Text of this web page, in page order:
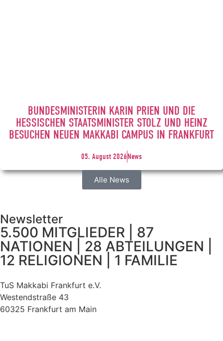
BUNDESMINISTERIN KARIN PRIEN UND DIE
HESSISCHEN STAATSMINISTER STOLZ UND HEINZ
BESUCHEN NEUEN MAKKABI CAMPUS IN FRANKFURT
05. August 2026News
Alle News
Newsletter
5.500 MITGLIEDER | 87
NATIONEN | 28 ABTEILUNGEN |
12 RELIGIONEN | 1 FAMILIE
TuS Makkabi Frankfurt e.V.
Westendstraße 43
60325 Frankfurt am Main